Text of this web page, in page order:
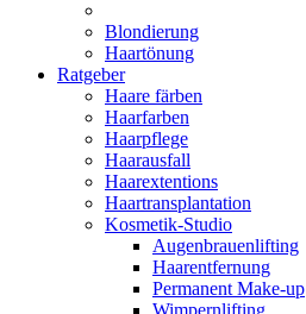
Blondierung
Haartönung
Ratgeber
Haare färben
Haarfarben
Haarpflege
Haarausfall
Haarextentions
Haartransplantation
Kosmetik-Studio
Augenbrauenlifting
Haarentfernung
Permanent Make-up
Wimpernlifting